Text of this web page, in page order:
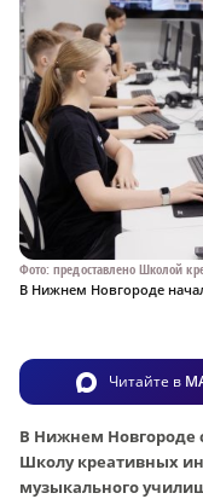
Фото: предоставлено Школой
В Нижнем Новгороде
Читайте в
В Нижнем Новгороде
Школу креативных
музыкального